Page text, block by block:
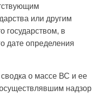
или другим
государством, в
дате определения
о массе ВС и ее
надзор